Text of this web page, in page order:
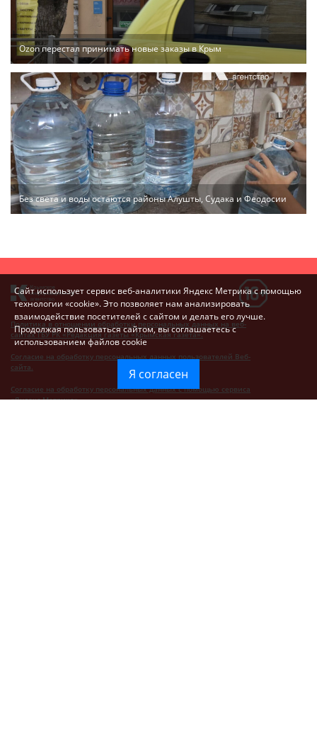
Ozon перестал принимать новые заказы в Крым
Без света и воды остаются районы Алушты, Судака и Феодосии
Политика в отношении обработки персональных данных на веб-
сайтах ГБУ РК «Редакция газеты «Крымская газета».
Согласие на обработку персональных данных пользователей Веб-
сайта.
Согласие на обработку персональных данных с помощью сервиса
«Яндекс.Метрика»
Сайт использует сервис веб-аналитики Яндекс Метрика с помощью
технологии «cookie». Это позволяет нам анализировать
взаимодействие посетителей с сайтом и делать его лучше.
Продолжая пользоваться сайтом, вы соглашаетесь с
использованием файлов cookie
Я согласен